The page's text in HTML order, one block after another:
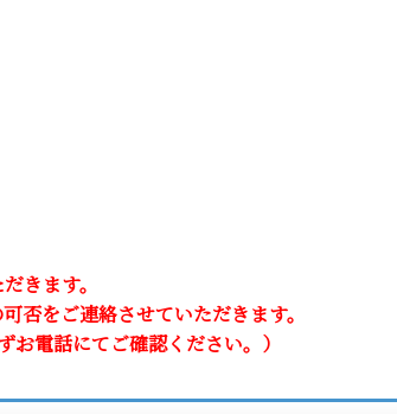
きます。
否をご連絡させていただきます。
電話にてご確認ください。）